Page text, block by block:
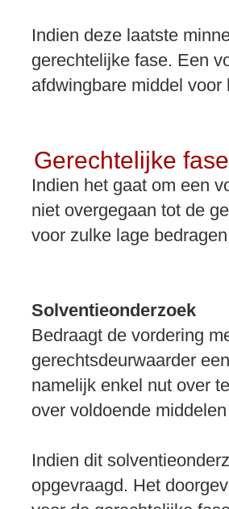
Indien deze laatste
gerechtelijke fase. Een
afdwingbare middel voor
Gerechtelijke
Indien het gaat om een
niet overgegaan tot de
voor zulke lage
Solventieonderzoek
Bedraagt de vordering
gerechtsdeurwaarder
namelijk enkel nut over
over voldoende
Indien dit
opgevraagd. Het